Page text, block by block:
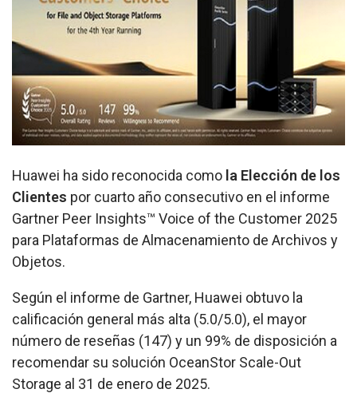
Huawei ha sido reconocida como la Elección de los
Clientes por cuarto año consecutivo en el informe
Gartner Peer Insights™ Voice of the Customer 2025
para Plataformas de Almacenamiento de Archivos y
Objetos.
Según el informe de Gartner, Huawei obtuvo la
calificación general más alta (5.0/5.0), el mayor
número de reseñas (147) y un 99% de disposición a
recomendar su solución OceanStor Scale-Out
Storage al 31 de enero de 2025.